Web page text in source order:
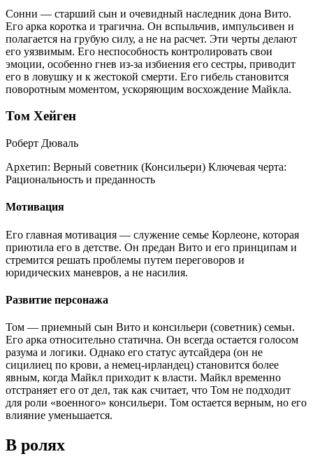
Сонни — старший сын и очевидный наследник дона Вито.
Его арка коротка и трагична. Он вспыльчив, импульсивен и
полагается на грубую силу, а не на расчет. Эти черты делают
его уязвимым. Его неспособность контролировать свои
эмоции, особенно гнев из-за избиения его сестры, приводит
его в ловушку и к жестокой смерти. Его гибель становится
поворотным моментом, ускоряющим восхождение Майкла.
Том Хейген
Роберт Дюваль
Архетип: Верный советник (Консильери) Ключевая черта:
Рациональность и преданность
Мотивация
Его главная мотивация — служение семье Корлеоне, которая
приютила его в детстве. Он предан Вито и его принципам и
стремится решать проблемы путем переговоров и
юридических маневров, а не насилия.
Развитие персонажа
Том — приемный сын Вито и консильери (советник) семьи.
Его арка относительно статична. Он всегда остается голосом
разума и логики. Однако его статус аутсайдера (он не
сицилиец по крови, а немец-ирландец) становится более
явным, когда Майкл приходит к власти. Майкл временно
отстраняет его от дел, так как считает, что Том не подходит
для роли «военного» консильери. Том остается верным, но его
влияние уменьшается.
В ролях